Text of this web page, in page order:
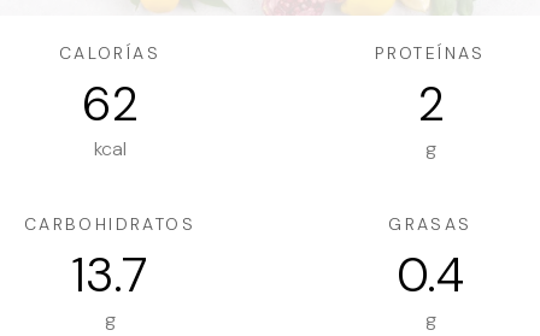
CALORÍAS
62
kcal
PROTEÍNAS
2
g
CARBOHIDRATOS
13.7
g
GRASAS
0.4
g